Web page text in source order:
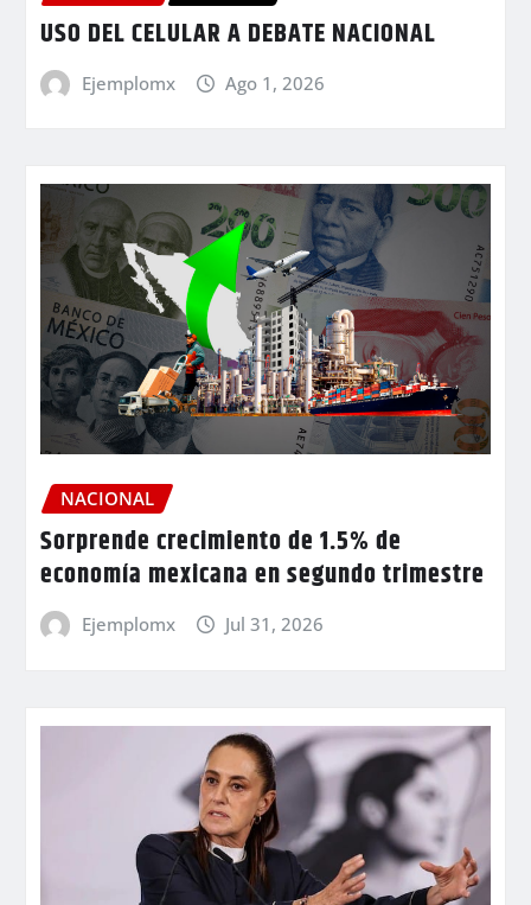
USO DEL CELULAR A DEBATE NACIONAL
Ejemplomx Ago 1, 2026
NACIONAL
Sorprende crecimiento de 1.5% de
economía mexicana en segundo trimestre
Ejemplomx Jul 31, 2026